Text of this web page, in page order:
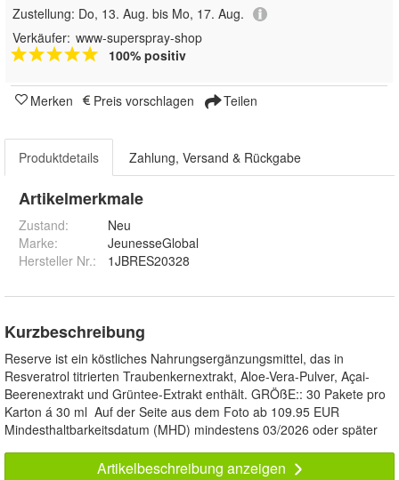
Zustellung: Do, 13. Aug. bis Mo, 17. Aug.
Verkäufer: www-superspray-shop
100% positiv
Merken Preis vorschlagen Teilen
Produktdetails Zahlung, Versand & Rückgabe
Artikelmerkmale
Zustand:
Neu
Marke:
JeunesseGlobal
Hersteller Nr.:
1JBRES20328
Kurzbeschreibung
Reserve ist ein köstliches Nahrungsergänzungsmittel, das in
Resveratrol titrierten Traubenkernextrakt, Aloe-Vera-Pulver, Açai-
Beerenextrakt und Grüntee-Extrakt enthält. GRÖßE:: 30 Pakete pro
Karton á 30 ml Auf der Seite aus dem Foto ab 109.95 EUR
Mindesthaltbarkeitsdatum (MHD) mindestens 03/2026 oder später
Artikelbeschreibung anzeigen